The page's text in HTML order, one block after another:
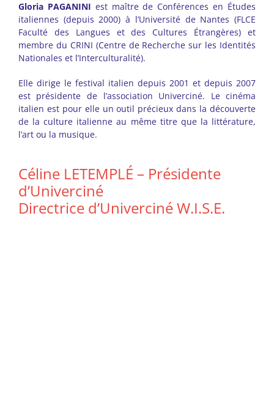
Gloria PAGANINI est maître de Conférences en Études
italiennes (depuis 2000) à l’Université de Nantes (FLCE
Faculté des Langues et des Cultures Étrangères) et
membre du CRINI (Centre de Recherche sur les Identités
Nationales et l’Interculturalité).
Elle dirige le festival italien depuis 2001 et depuis 2007
est présidente de l’association Univerciné. Le cinéma
italien est pour elle un outil précieux dans la découverte
de la culture italienne au même titre que la littérature,
l’art ou la musique.
Céline LETEMPLÉ – Présidente
d’Univerciné
Directrice d’Univerciné W.I.S.E.